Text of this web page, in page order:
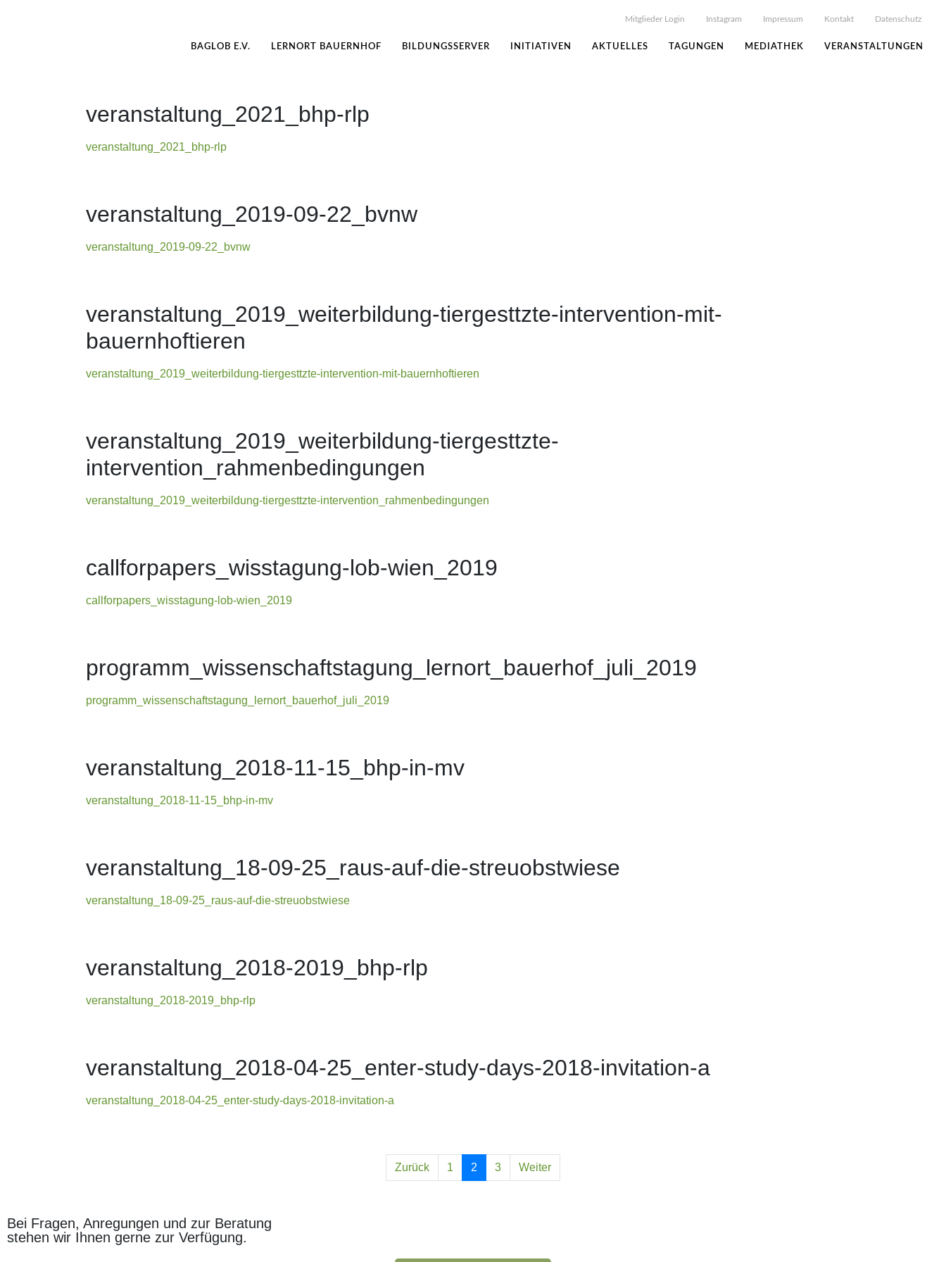
Mitglieder Login Instagram Impressum Kontakt Datenschutz
BAGLOB E.V. LERNORT BAUERNHOF BILDUNGSSERVER INITIATIVEN AKTUELLES TAGUNGEN MEDIATHEK VERANSTALTUNGEN
veranstaltung_2021_bhp-rlp
veranstaltung_2021_bhp-rlp
veranstaltung_2019-09-22_bvnw
veranstaltung_2019-09-22_bvnw
veranstaltung_2019_weiterbildung-tiergesttzte-intervention-mit-
bauernhoftieren
veranstaltung_2019_weiterbildung-tiergesttzte-intervention-mit-bauernhoftieren
veranstaltung_2019_weiterbildung-tiergesttzte-
intervention_rahmenbedingungen
veranstaltung_2019_weiterbildung-tiergesttzte-intervention_rahmenbedingungen
callforpapers_wisstagung-lob-wien_2019
callforpapers_wisstagung-lob-wien_2019
programm_wissenschaftstagung_lernort_bauerhof_juli_2019
programm_wissenschaftstagung_lernort_bauerhof_juli_2019
veranstaltung_2018-11-15_bhp-in-mv
veranstaltung_2018-11-15_bhp-in-mv
veranstaltung_18-09-25_raus-auf-die-streuobstwiese
veranstaltung_18-09-25_raus-auf-die-streuobstwiese
veranstaltung_2018-2019_bhp-rlp
veranstaltung_2018-2019_bhp-rlp
veranstaltung_2018-04-25_enter-study-days-2018-invitation-a
veranstaltung_2018-04-25_enter-study-days-2018-invitation-a
Zurück 1 2 3 Weiter
Bei Fragen, Anregungen und zur Beratung
stehen wir Ihnen gerne zur Verfügung.